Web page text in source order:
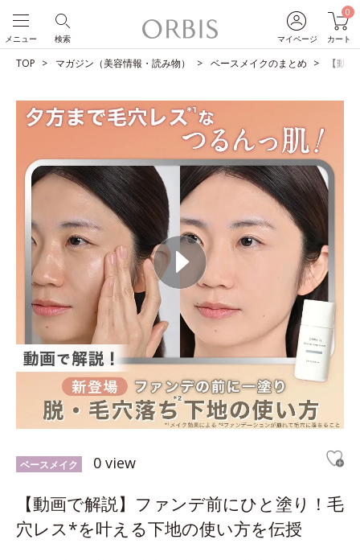
マイページ
0
カート
検索
メニュー
TOP マガジン（美容情報・読み物） ベースメイクのまとめ 【動
ベースメイク 0 view
【動画で解説】ファンデ前にひと塗り！毛
穴レス*を叶える下地の使い方を伝授